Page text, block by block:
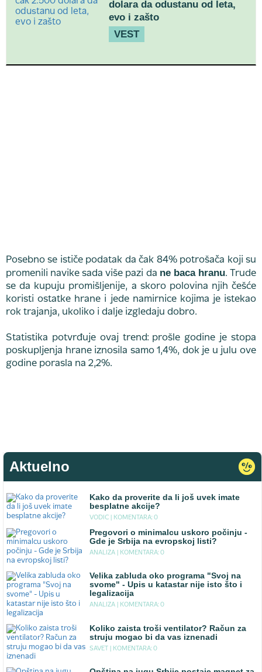
dolara da odustanu od leta,
evo i zašto
VEST
Posebno se ističe podatak da čak 84% potrošača koji su
promenili navike sada više pazi da ne baca hranu. Trude
se da kupuju promišljenije, a skoro polovina njih češće
koristi ostatke hrane i jede namirnice kojima je istekao
rok trajanja, ukoliko i dalje izgledaju dobro.
Statistika potvrđuje ovaj trend: prošle godine je stopa
poskupljenja hrane iznosila samo 1,4%, dok je u julu ove
godine porasla na 2,2%.
Aktuelno
Kako da proverite da li još uvek imate
besplatne akcije?
VODIC | KOMENTARA: 0
Pregovori o minimalcu uskoro počinju -
Gde je Srbija na evropskoj listi?
ANALIZA | KOMENTARA: 0
Velika zabluda oko programa "Svoj na
svome" - Upis u katastar nije isto što i
legalizacija
ANALIZA | KOMENTARA: 0
Koliko zaista troši ventilator? Račun za
struju mogao bi da vas iznenadi
SAVET | KOMENTARA: 0